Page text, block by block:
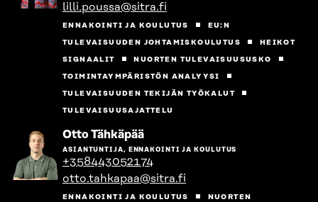
lilli.poussa@sitra.fi
ENNAKOINTI JA KOULUTUS
EU:N
TULEVAISUUDEN JOHTAMISKOULUTUS
HEIKOT
SIGNAALIT
NUORTEN TULEVAISUUSUSKO
TOIMINTAYMPÄRISTÖN ANALYYSI
TULEVAISUUDEN TEKIJÄN TYÖKALUT
TULEVAISUUSAJATTELU
Otto TähkäpääSiirry
henkilön
sivulle
ASIANTUNTIJA, ENNAKOINTI JA KOULUTUS
+358443052174
otto.tahkapaa@sitra.fi
ENNAKOINTI JA KOULUTUS
NUORTEN